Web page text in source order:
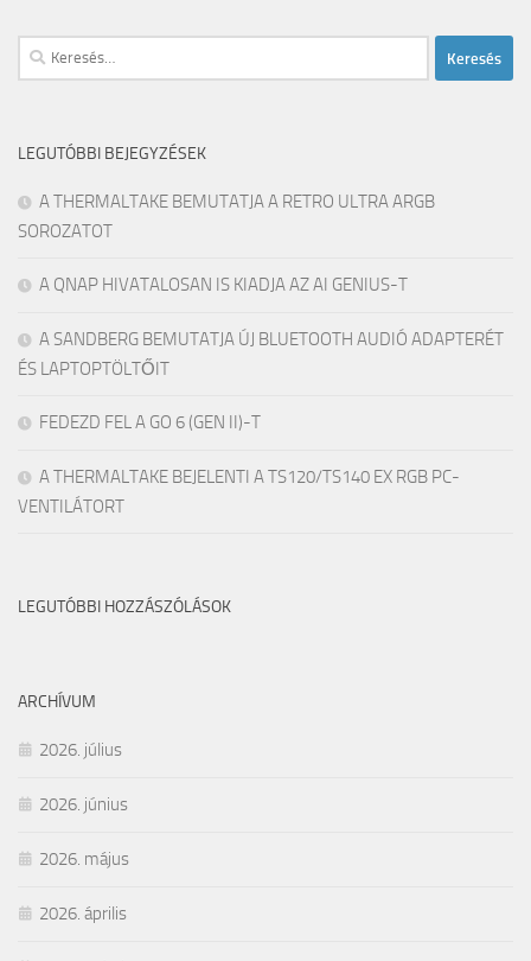
Keresés:
LEGUTÓBBI BEJEGYZÉSEK
A THERMALTAKE BEMUTATJA A RETRO ULTRA ARGB
SOROZATOT
A QNAP HIVATALOSAN IS KIADJA AZ AI GENIUS-T
A SANDBERG BEMUTATJA ÚJ BLUETOOTH AUDIÓ ADAPTERÉT
ÉS LAPTOPTÖLTŐIT
FEDEZD FEL A GO 6 (GEN II)-T
A THERMALTAKE BEJELENTI A TS120/TS140 EX RGB PC-
VENTILÁTORT
LEGUTÓBBI HOZZÁSZÓLÁSOK
ARCHÍVUM
2026. július
2026. június
2026. május
2026. április